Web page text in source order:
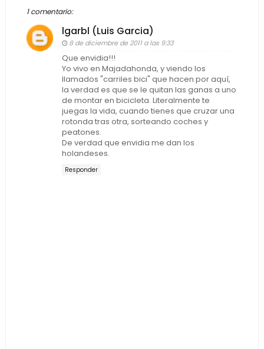
1 comentario:
lgarbl (Luis Garcia)
8 de diciembre de 2011 a las 9:33
Que envidia!!!
Yo vivo en Majadahonda, y viendo los
llamados "carriles bici" que hacen por aquí,
la verdad es que se le quitan las ganas a uno
de montar en bicicleta. Literalmente te
juegas la vida, cuando tienes que cruzar una
rotonda tras otra, sorteando coches y
peatones.
De verdad que envidia me dan los
holandeses.
Responder